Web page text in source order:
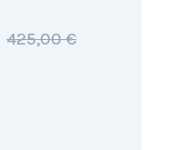
425,00 €